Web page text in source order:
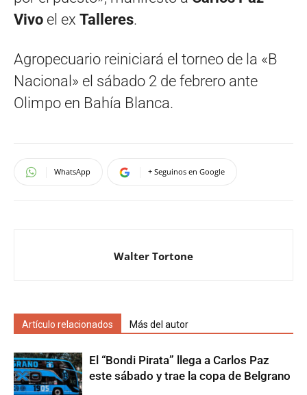
Vivo el ex Talleres.
Agropecuario reiniciará el torneo de la «B
Nacional» el sábado 2 de febrero ante
Olimpo en Bahía Blanca.
WhatsApp + Seguinos en Google
Walter Tortone
Artículo relacionados Más del autor
El “Bondi Pirata” llega a Carlos Paz
este sábado y trae la copa de Belgrano